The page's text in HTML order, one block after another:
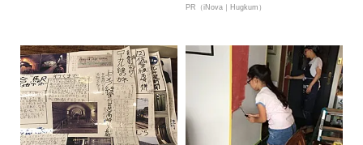
PR（iNova｜Hugkum）